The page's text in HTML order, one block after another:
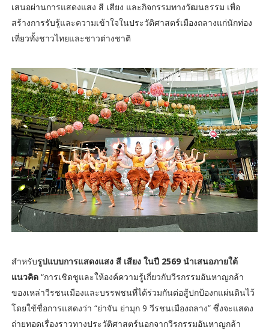
เสนอผ่านการแสดงแสง สี เสียง และกิจกรรมทางวัฒนธรรม เพื่อ
สร้างการรับรู้และความเข้าใจในประวัติศาสตร์เมืองถลางแก่นักท่อง
เที่ยวทั้งชาวไทยและชาวต่างชาติ
สำหรับรูปแบบการแสดงแสง สี เสียง ในปี 2569 นำเสนอภายใต้
แนวคิด“การเชิดชูและให้องค์ความรู้เกี่ยวกับวีรกรรมอันหาญกล้า
ของเหล่าวีรชนเมืองและบรรพชนที่ได้ร่วมกันต่อสู้ปกป้องกแผ่นดินไว้
โดยใช้ชื่อการแสดงว่า “ย่าจัน ย่ามุก 9 วีรชนเมืองถลาง” ซึ่งจะแสดง
ถ่ายทอดเรื่องราวทางประวัติศาสตร์นอกจากวีรกรรมอันหาญกล้า